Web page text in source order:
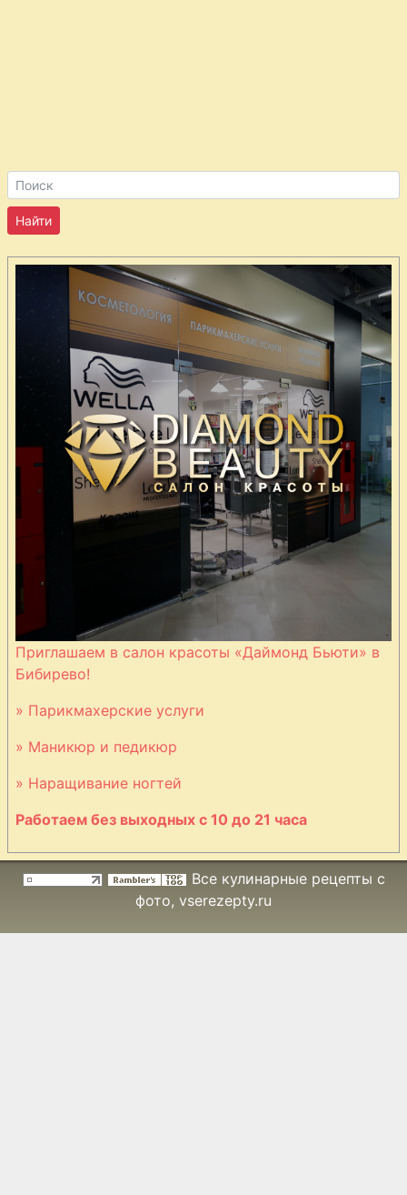
Приглашаем в салон красоты «Даймонд Бьюти» в
Бибирево!
» Парикмахерские услуги
» Маникюр и педикюр
» Наращивание ногтей
Работаем без выходных с 10 до 21 часа
Все кулинарные рецепты с
фото, vserezepty.ru